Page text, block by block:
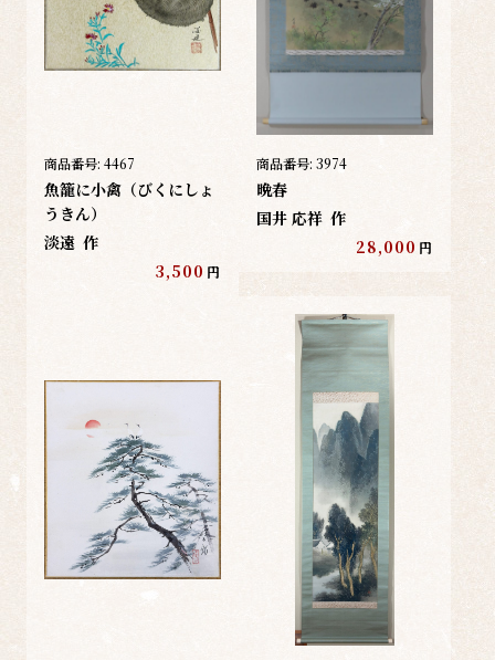
商品番号: 4467
魚籠に小禽（びくにしょ
うきん）
淡遠 作
3,500 円
商品番号: 3974
晩春
国井 応祥 作
28,000 円